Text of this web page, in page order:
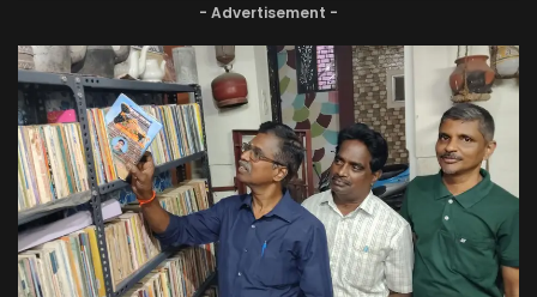
- Advertisement -